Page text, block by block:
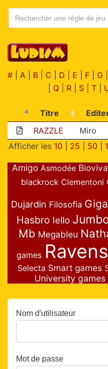
Aller
au
contenu
# A B C D E F G
Q R S T
Titre
RAZZLE
Miro
Afficher les 10 25 50
Amigo Asmodée Bioviva
blackrock Clementoni
Dujardin Filosofia
Hasbro Iello
Mb Megableu
games
Selecta Smart games
University games
Nom d'utilisateur
Mot de passe